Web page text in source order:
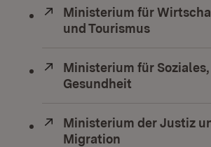
Extern:
Ministerium für
und Tourismus
Extern:
Ministerium für
Gesundheit
Extern:
Ministerium der Justiz
Migration